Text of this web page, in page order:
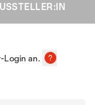
Login an.